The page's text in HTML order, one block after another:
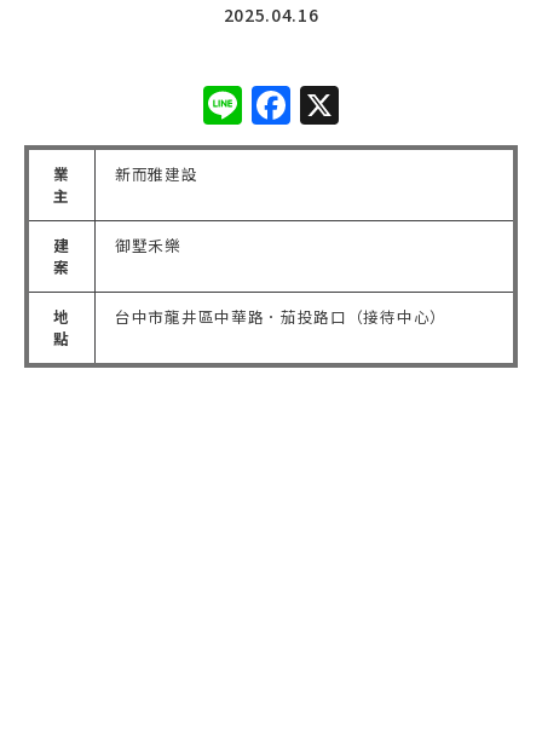
2025.04.16
LineFacebook
業
主
新而雅建設
建
案
御墅禾樂
地
點
台中市龍井區中華路．茄投路口（接待中心）